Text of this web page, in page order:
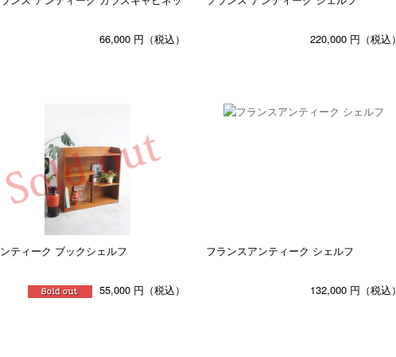
66,000 円（税込） 220,000 円（税込）
ティーク ブックシェルフ
55,000 円（税込）
フランスアンティーク シェルフ
132,000 円（税込）